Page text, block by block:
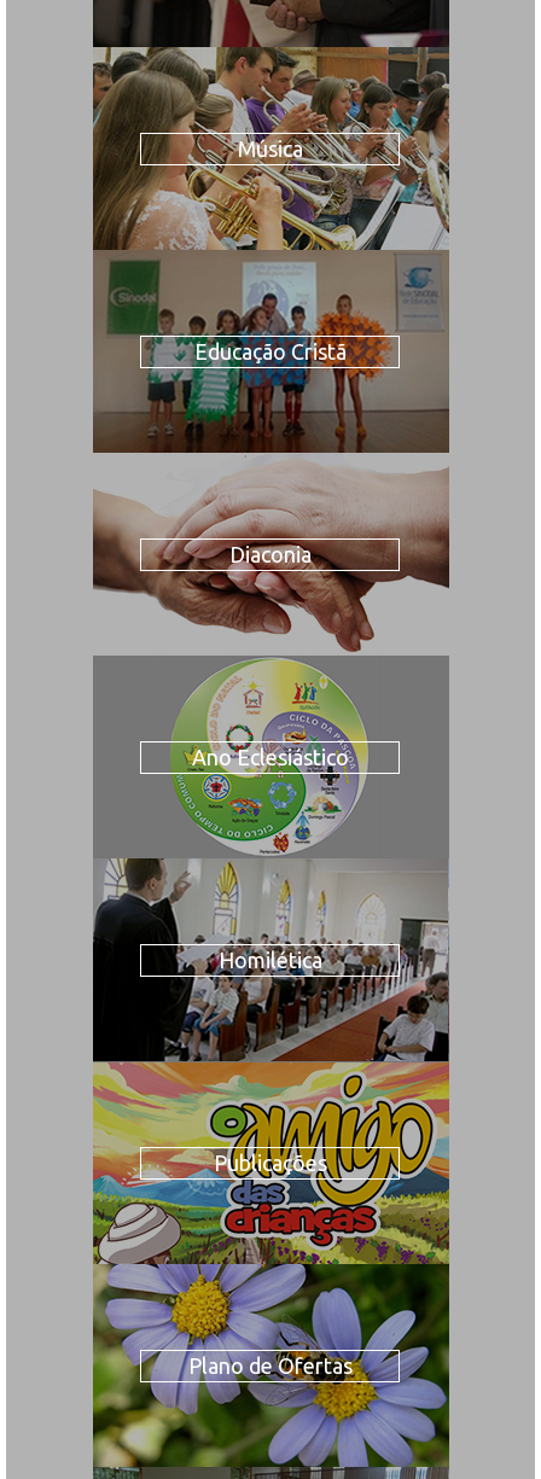
Música
Educação Cristã
Diaconia
Ano Eclesiástico
Homilética
Publicações
Plano de Ofertas